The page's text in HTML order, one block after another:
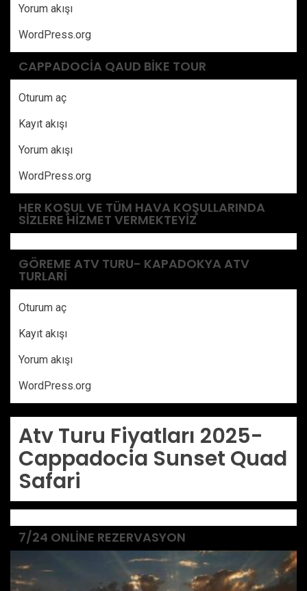
Yorum akışı
WordPress.org
CAPPADOCIA QAUD BIKE TOUR
Oturum aç
Kayıt akışı
Yorum akışı
WordPress.org
HER KOŞUL VE TÜM HAVA KOŞULLARINDA
SIZLERE HIZMET VERMEKTEYIZ
GÖREME ATV TURU- KAPADOKYA ATV
TURLARI
Oturum aç
Kayıt akışı
Yorum akışı
WordPress.org
Atv Turu Fiyatları 2025-
Cappadocia Sunset Quad
Safari
7/24 ONLINE REZERVASYON